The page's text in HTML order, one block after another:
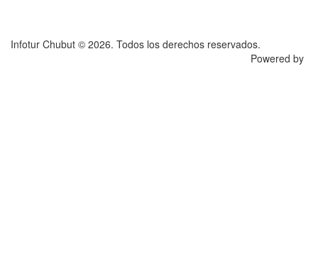
Infotur Chubut © 2026. Todos los derechos reservados.
Powered by